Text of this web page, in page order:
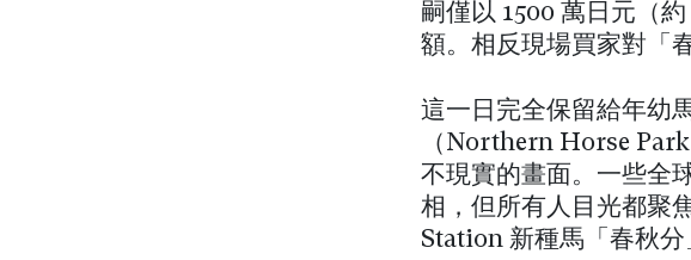
嗣僅以 1500 萬日元（
額。相反現場買家對「
這一日完全保留給年幼
（Northern Horse
不現實的畫面。一些全
相，但所有人目光都聚
Station 新種馬「春秋分